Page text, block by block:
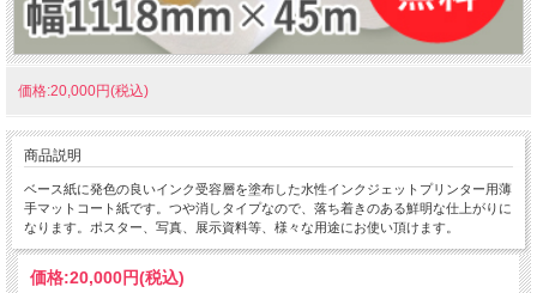
価格:20,000円(税込)
商品説明
ベース紙に発色の良いインク受容層を塗布した水性インクジェットプリンター用薄
手マットコート紙です。つや消しタイプなので、落ち着きのある鮮明な仕上がりに
なります。ポスター、写真、展示資料等、様々な用途にお使い頂けます。
価格:20,000円(税込)